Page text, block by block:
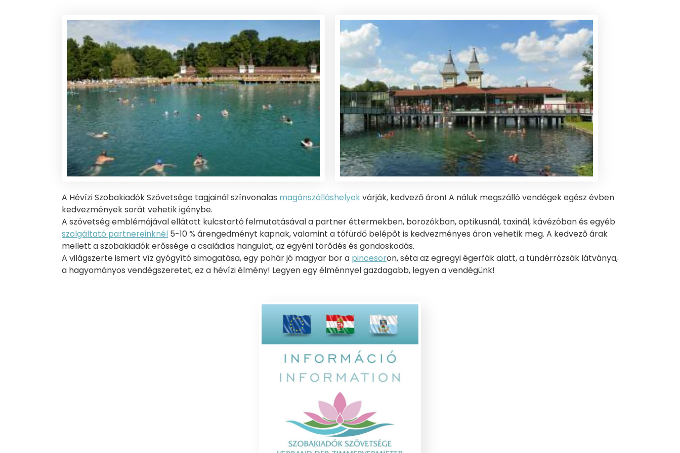
A Hévízi Szobakiadók Szövetsége tagjainál színvonalas magánszálláshelyekvárják, kedvező áron! A náluk megszálló vendégek egész évben
kedvezmények sorát vehetik igénybe.
A szövetség emblémájával ellátott kulcstartó felmutatásával a partner éttermekben, borozókban, optikusnál, taxinál, kávézóban és egyéb
szolgáltató partnereinknél 5-10 % árengedményt kapnak, valamint a tófürdő belépőt is kedvezményes áron vehetik meg. A kedvező árak
mellett a szobakiadók erőssége a családias hangulat, az egyéni törődés és gondoskodás.
A világszerte ismert víz gyógyító simogatása, egy pohár jó magyar bor a pincesoron, séta az egregyi égerfák alatt, a tündérrózsák látványa,
a hagyományos vendégszeretet, ez a hévízi élmény! Legyen egy élménnyel gazdagabb, legyen a vendégünk!